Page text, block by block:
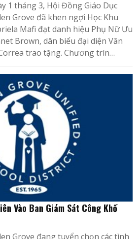
1 tháng 3, Hội Đồng Giáo Dục
Grove đã khen ngợi Học Khu
Mafi đạt danh hiệu Phụ Nữ Ưu
Brown, dân biểu đại diện Văn
trao tặng. Chương trìn…
Vào Ban Giám Sát Công Khố
Grove đang tuyển chọn các tình